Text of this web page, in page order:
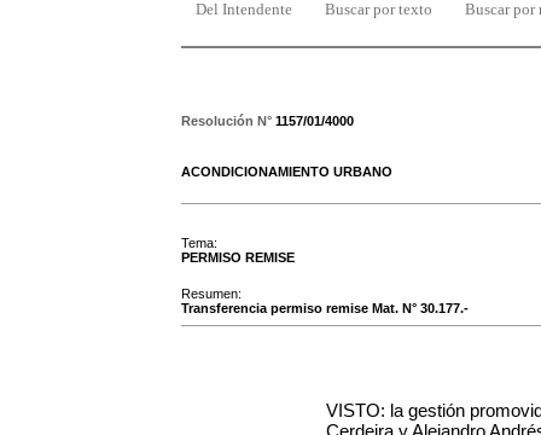
Del Intendente Buscar por texto Buscar por
Resolución N° 1157/01/4000
ACONDICIONAMIENTO URBANO
Tema:
PERMISO REMISE
Resumen:
Transferencia permiso remise Mat. N° 30.177.-
VISTO: la gestión
Cerdeira y Alejandro